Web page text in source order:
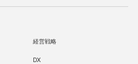
経営戦略
DX